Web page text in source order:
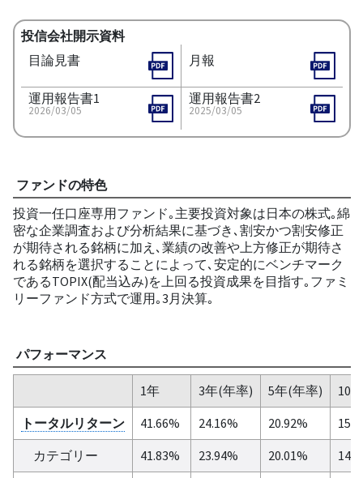
投信会社開示資料
目論見書
月報
運用報告書1
2026/03/05
運用報告書2
2025/03/05
ファンドの特色
投資一任口座専用ファンド｡主要投資対象は日本の株式｡綿
密な企業調査および分析結果に基づき､割安かつ割安修正
が期待される銘柄に加え､業績の改善や上方修正が期待さ
れる銘柄を選択することによって､安定的にベンチマーク
であるTOPIX(配当込み)を上回る投資成果を目指す｡ファミ
リーファンド方式で運用｡3月決算｡
パフォーマンス
1年 3年(年率) 5年(年率)
10
トータルリターン
41.66% 24.16% 20.92%
カテゴリー
41.83% 23.94% 20.01%